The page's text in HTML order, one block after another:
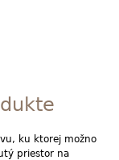
ku ktorej možno
priestor na